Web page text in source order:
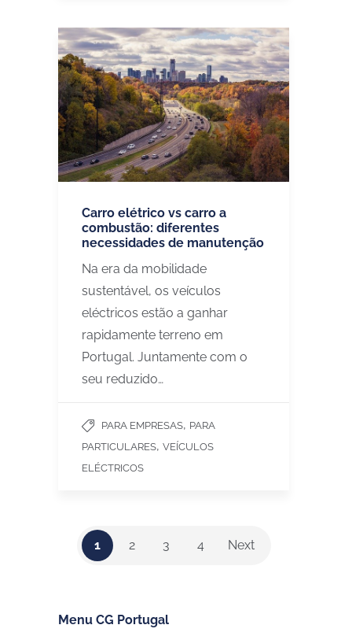
Carro elétrico vs carro a
combustão: diferentes
necessidades de manutenção
Na era da mobilidade
sustentável, os veículos
eléctricos estão a ganhar
rapidamente terreno em
Portugal. Juntamente com o
seu reduzido…
PARA EMPRESAS, PARA
PARTICULARES, VEÍCULOS
ELÉCTRICOS
1 2 3 4 Next
Menu CG Portugal